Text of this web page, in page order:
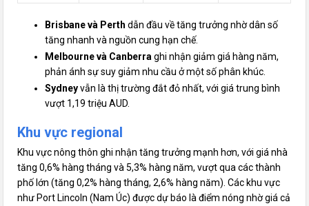
Brisbane và Perth dẫn đầu về tăng trưởng nhờ dân số
tăng nhanh và nguồn cung hạn chế.
Melbourne và Canberra ghi nhận giảm giá hàng năm,
phản ánh sự suy giảm nhu cầu ở một số phân khúc.
Sydneyvẫn là thị trường đắt đỏ nhất, với giá trung bình
vượt 1,19 triệu AUD.
Khu vực regional
Khu vực nông thôn ghi nhận tăng trưởng mạnh hơn, với giá nhà
tăng 0,6% hàng tháng và 5,3% hàng năm, vượt qua các thành
phố lớn (tăng 0,2% hàng tháng, 2,6% hàng năm). Các khu vực
như Port Lincoln (Nam Úc) được dự báo là điểm nóng nhờ giá cả